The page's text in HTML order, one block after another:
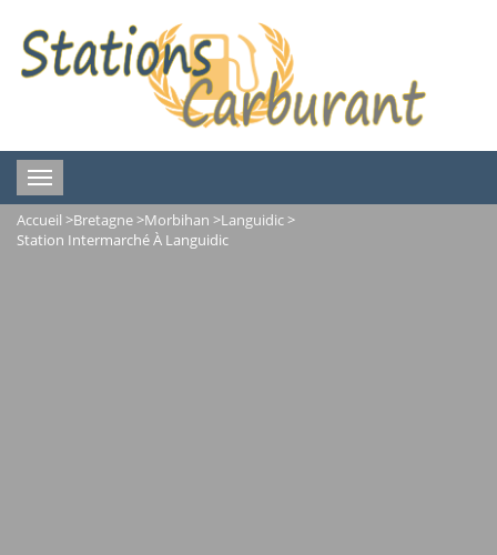
Toggle
navigation
Accueil >Bretagne>Morbihan >Languidic>
Station Intermarché À Languidic